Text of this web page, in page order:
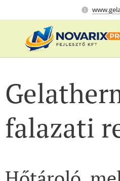
falazati